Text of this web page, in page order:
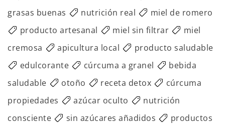
grasas buenas
nutrición real
miel de romero
producto artesanal
miel sin filtrar
miel
cremosa
apicultura local
producto saludable
edulcorante
cúrcuma a granel
bebida
saludable
otoño receta detox
cúrcuma
propiedades
azúcar oculto
nutrición
consciente
sin azúcares añadidos
productos